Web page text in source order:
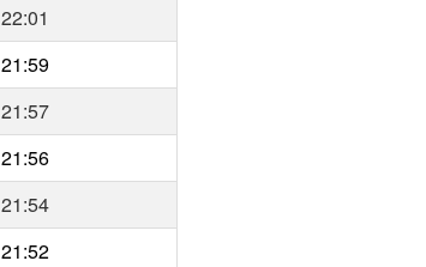
22:01
21:59
21:57
21:56
21:54
21:52